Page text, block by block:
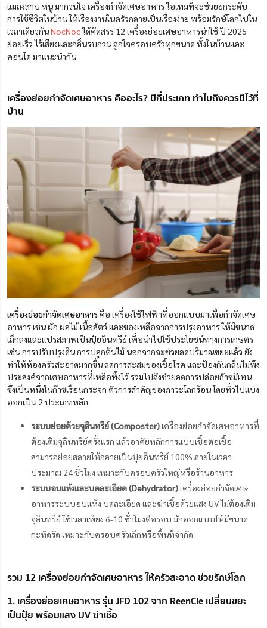
แมลงสาบ หนู มากวนใจ เครื่องกำจัดเศษอาหาร ไอเทมที่จะช่วยยกระดับ
การใช้ชีวิตในบ้าน ให้เรื่องงานในครัวกลายเป็นเรื่องง่าย พร้อมรักษ์โลกไปใน
เวลาเดียวกันNocNocได้คัดสรร 12 เครื่องย่อยเศษอาหารน่าใช้ ปี 2025
ย่อยเร็ว ไร้เสียงและกลิ่นรบกวน ถูกใจครอบครัวทุกขนาด ทั้งในบ้านและ
คอนโด มาแนะนำกัน
เครื่องย่อยกำจัดเศษอาหาร คืออะไร? มีกี่ประเภท ทำไมถึงควรมีไว้ที่
บ้าน
เครื่องย่อยกำจัดเศษอาหารคือ เครื่องใช้ไฟฟ้าที่ออกแบบมาเพื่อกำจัดเศษ
อาหาร เช่น ผัก ผลไม้ เนื้อสัตว์ และของเหลือจากการปรุงอาหาร ให้มีขนาด
เล็กลงและแปรสภาพเป็นปุ๋ยอินทรีย์ เพื่อนำไปใช้ประโยชน์ทางการเกษตร
เช่น การปรับปรุงดิน การปลูกต้นไม้ นอกจากจะช่วยลดปริมาณขยะแล้ว ยัง
ทำให้ห้องครัวสะอาดมากขึ้น ลดการสะสมของเชื้อโรค และป้องกันกลิ่นไม่พึง
ประสงค์จากเศษอาหารที่เหลือทิ้งไว้ รวมไปถึงช่วยลดการปล่อยก๊าซมีเทน
ซึ่งเป็นหนึ่งในก๊าซเรือนกระจก ตัวการสำคัญของภาวะโลกร้อนโดยทั่วไปแบ่ง
ออกเป็น 2 ประเภทหลัก
ระบบย่อยด้วยจุลินทรีย์ (Composter)เครื่องย่อยกำจัดเศษอาหารที่
ต้องเติมจุลินทรีย์ครั้งแรก แล้วอาศัยหลักการแบบเชื้อต่อเชื้อ
สามารถย่อยสลายให้กลายเป็นปุ๋ยอินทรีย์ 100% ภายในเวลา
ประมาณ 24 ชั่วโมง เหมาะกับครอบครัวใหญ่หรือร้านอาหาร
ระบบอบแห้งและบดละเอียด (Dehydrator)เครื่องย่อยกำจัดเศษ
อาหารระบบอบแห้ง บดละเอียด และฆ่าเชื้อด้วยแสง UV ไม่ต้องเติม
จุลินทรีย์ ใช้เวลาเพียง 6-10 ชั่วโมงต่อรอบ มักออกแบบให้มีขนาด
กะทัดรัด เหมาะกับครอบครัวเล็กหรือพื้นที่จำกัด
รวม 12 เครื่องย่อยกำจัดเศษอาหาร ให้ครัวสะอาด ช่วยรักษ์โลก
1. เครื่องย่อยเศษอาหาร รุ่น JFD 102 จาก ReenCle เปลี่ยนขยะ
เป็นปุ๋ย พร้อมแสง UV ฆ่าเชื้อ